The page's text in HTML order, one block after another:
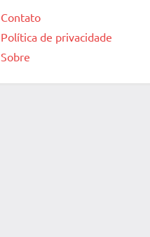
Contato
Política de privacidade
Sobre